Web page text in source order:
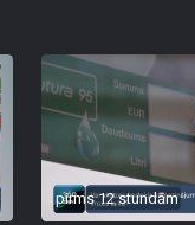
pirms 12 stundām